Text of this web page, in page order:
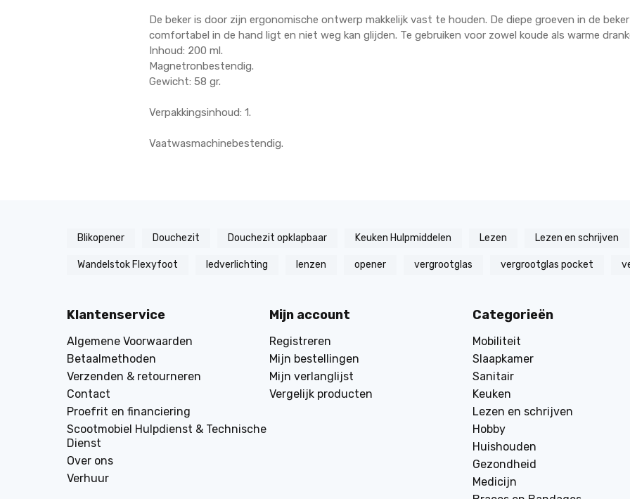
De beker is door zijn ergonomische ontwerp makkelijk vast te houden. De diepe groeven in de
comfortabel in de hand ligt en niet weg kan glijden. Te gebruiken voor zowel koude als warme
Inhoud: 200 ml.
Magnetronbestendig.
Gewicht: 58 gr.
Verpakkingsinhoud: 1.
Vaatwasmachinebestendig.
Blikopener Douchezit Douchezit opklapbaar Keuken Hulpmiddelen Lezen Lezen en schrijven
Wandelstok Flexyfoot ledverlichting lenzen opener vergrootglas vergrootglas pocket
Klantenservice
Algemene Voorwaarden
Betaalmethoden
Verzenden & retourneren
Contact
Proefrit en financiering
Scootmobiel Hulpdienst & Technische
Dienst
Over ons
Verhuur
Mijn account
Registreren
Mijn bestellingen
Mijn verlanglijst
Vergelijk producten
Categorieën
Mobiliteit
Slaapkamer
Sanitair
Keuken
Lezen en schrijven
Hobby
Huishouden
Gezondheid
Medicijn